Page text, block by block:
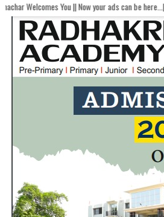
You || Now your ads can be here...|| For show